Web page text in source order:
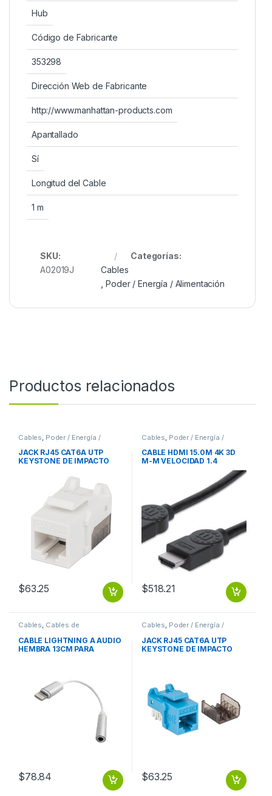
Hub
Código de Fabricante
353298
Dirección Web de Fabricante
http://www.manhattan-products.com
Apantallado
Sí
Longitud del Cable
1 m
SKU:
A02019J
Categorías:
Cables
,Poder / Energía / Alimentación
Productos relacionados
Cables Poder / Energía /
Alimentación
JACK RJ45 CAT6A UTP
KEYSTONE DE IMPACTO
$63.25
Cables Poder / Energía /
Alimentación
CABLE HDMI 15.0M 4K 3D
M-M VELOCIDAD 1.4
MONITOR TV PROYECTOR
VELOCIDAD 1.4 MONITOR
$518.21
Cables, Cables de
CABLE LIGHTNING A AUDIO
HEMBRA 13CM PARA
$78.84
Cables, Poder / Energía /
Alimentación
JACK RJ45 CAT6A UTP
KEYSTONE DE IMPACTO
$63.25